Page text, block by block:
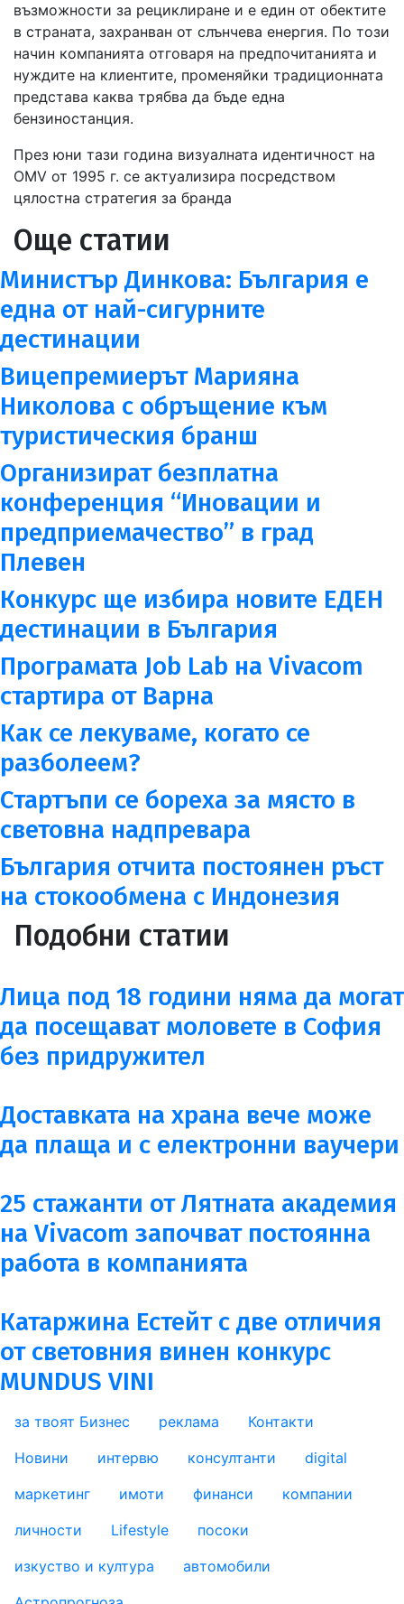
възможности за рециклиране и е един от обектите
в страната, захранван от слънчева енергия. По този
начин компанията отговаря на предпочитанията и
нуждите на клиентите, променяйки традиционната
представа каква трябва да бъде една
бензиностанция.
През юни тази година визуалната идентичност на
OMV от 1995 г. се актуализира посредством
цялостна стратегия за бранда
Още статии
Министър Динкова: България е
една от най-сигурните
дестинации
Вицепремиерът Марияна
Николова с обръщение към
туристическия бранш
Организират безплатна
конференция “Иновации и
предприемачество” в град
Плевен
Конкурс ще избира новите ЕДЕН
дестинации в България
Програмата Job Lab на Vivacom
стартира от Варна
Как се лекуваме, когато се
разболеем?
Стартъпи се бореха за място в
световна надпревара
България отчита постоянен ръст
на стокообмена с Индонезия
Подобни статии
Лица под 18 години няма да могат
да посещават моловете в София
без придружител
Доставката на храна вече може
да плаща и с електронни ваучери
25 стажанти от Лятната академия
на Vivacom започват постоянна
работа в компанията
Катаржина Естейт с две отличия
от световния винен конкурс
MUNDUS VINI
за твоят Бизнес реклама Контакти
footer_statii
Новини интервю консултанти
digital
маркетинг
имоти финанси
компании
личности
Lifestyle
посоки
изкуство и култура
автомобили